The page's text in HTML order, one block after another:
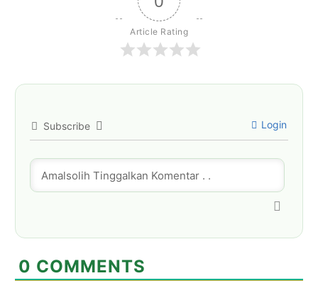
Article Rating
Subscribe Login
0 COMMENTS